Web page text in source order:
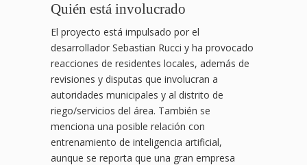
Quién está involucrado
El proyecto está impulsado por el
desarrollador Sebastian Rucci y ha provocado
reacciones de residentes locales, además de
revisiones y disputas que involucran a
autoridades municipales y al distrito de
riego/servicios del área. También se
menciona una posible relación con
entrenamiento de inteligencia artificial,
aunque se reporta que una gran empresa